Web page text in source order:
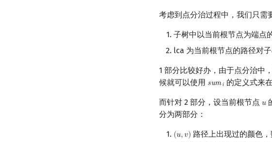
考虑到点分治过程中，我们只需
子树中以当前根节点为端点
lca 为当前根节点的路径对
1 部分比较好办，由于点分治中
候就可以使用 sumi
sumi 的定义式来
而针对 2 部分，设当前根节点 𝑢
u
分为两部分：
(𝑢,𝑣)
(u,v) 路径上出现过的颜色